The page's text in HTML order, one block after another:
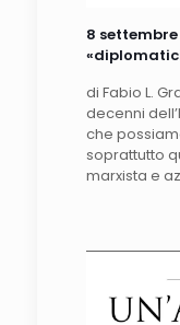
8 settembre
di Fabio L.
decenni
che
soprattutto
marxista e